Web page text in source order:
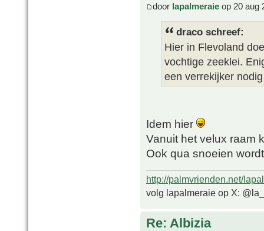
door lapalmeraie op 20 aug
draco schreef:
Hier in Flevoland
vochtige zeeklei.
een verrekijker
Idem hier
Vanuit het velux raam
Ook qua snoeien
http://palmvrienden.net/
volg lapalmeraie op X:
Re: Albizia